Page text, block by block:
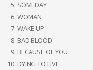
SOMEDAY
WOMAN
WAKE UP
BAD BLOOD
BECAUSE OF YOU
DYING TO LIVE